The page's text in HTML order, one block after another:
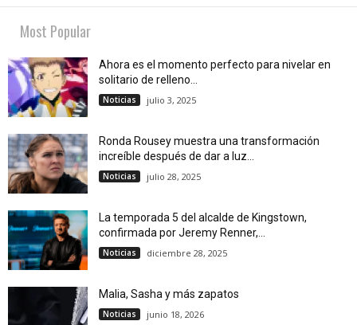
Most Popular
Ahora es el momento perfecto para nivelar en
solitario de relleno...
Noticias julio 3, 2025
Ronda Rousey muestra una transformación
increíble después de dar a luz...
Noticias julio 28, 2025
La temporada 5 del alcalde de Kingstown,
confirmada por Jeremy Renner,...
Noticias diciembre 28, 2025
Malia, Sasha y más zapatos
Noticias junio 18, 2026